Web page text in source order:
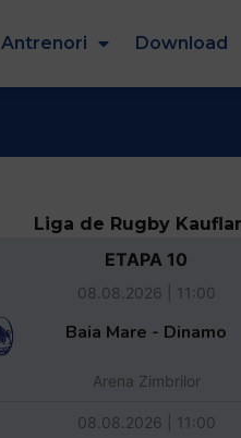
Antrenori Download
Liga de Rugby
ETAPA 10
08.08.2026 | 11:00
Baia Mare - Dinamo
Arena Zimbrilor
08.08.2026 | 11:00